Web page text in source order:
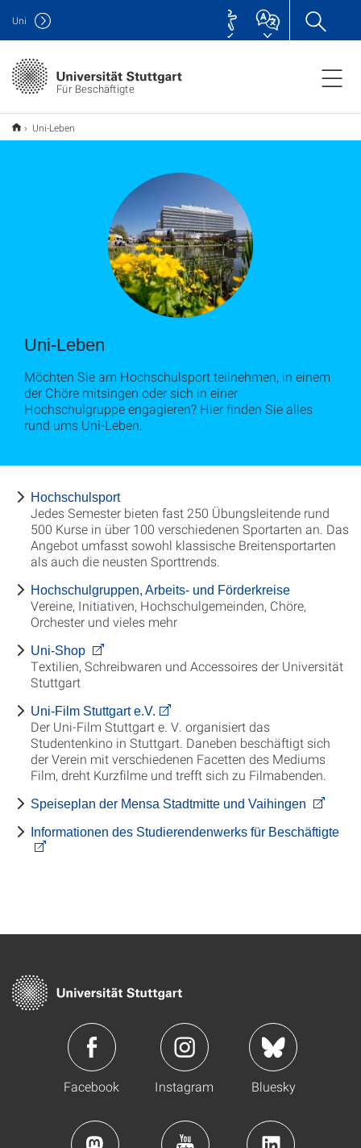
Für Beschäftigte
Uni
Uni-Leben
Uni-Leben
Möchten Sie am Hochschulsport teilnehmen, in einem
der Chöre mitsingen oder sich in einer
Hochschulgruppe engagieren? Hier finden Sie alles
rund ums Uni-Leben.
Hochschulsport
Jedes Semester bieten fast 250 Übungsleitende rund
500 Kurse in über 100 verschiedenen Sportarten an. Das
Angebot umfasst sowohl klassische Breitensportarten
als auch die neusten Sporttrends.
Hochschulgruppen, Arbeits- und Förderkreise
Vereine, Initiativen, Hochschulgemeinden, Chöre,
Orchester und vieles mehr
Uni-Shop
Textilien, Schreibwaren und Accessoires der Universität
Stuttgart
Uni-Film Stuttgart e.V.
Der Uni-Film Stuttgart e. V. organisiert das
Studentenkino in Stuttgart. Daneben beschäftigt sich
der Verein mit verschiedenen Facetten des Mediums
Film, dreht Kurzfilme und trefft sich zu Filmabenden.
Speiseplan der Mensa Stadtmitte und Vaihingen
Informationen des Studierendenwerks für Beschäftigte
Facebook Instagram Bluesky